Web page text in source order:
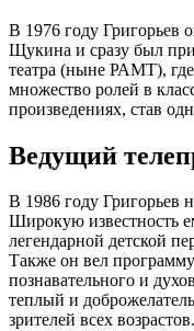
В 1976 году Григорьев
Щукина и сразу был
театра (ныне РАМТ),
множество ролей в
произведениях, став
Ведущий
В 1986 году Григорьев
Широкую известность
легендарной детской
Также он вел
познавательного и
теплый и
зрителей всех возрастов.